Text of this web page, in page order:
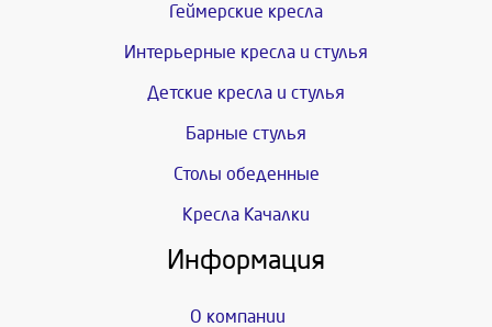
Геймерские кресла
Интерьерные кресла и стулья
Детские кресла и стулья
Барные стулья
Столы обеденные
Кресла Качалки
Информация
О компании